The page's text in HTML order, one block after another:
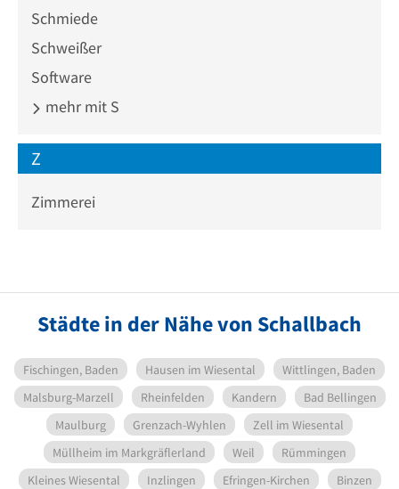
Schmiede
Schweißer
Software
mehr mit S
Z
Zimmerei
Städte in der Nähe von Schallbach
Fischingen, Baden Hausen im Wiesental
Wittlingen, Baden
Malsburg-Marzell
Rheinfelden Kandern
Bad Bellingen
Maulburg
Grenzach-Wyhlen
Zell im Wiesental
Müllheim im Markgräflerland
Weil
Rümmingen
Kleines Wiesental
Inzlingen Efringen-Kirchen
Binzen